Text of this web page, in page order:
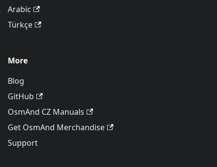
Arabic
Türkçe
More
Blog
GitHub
OsmAnd CZ Manuals
Get OsmAnd Merchandise
Support